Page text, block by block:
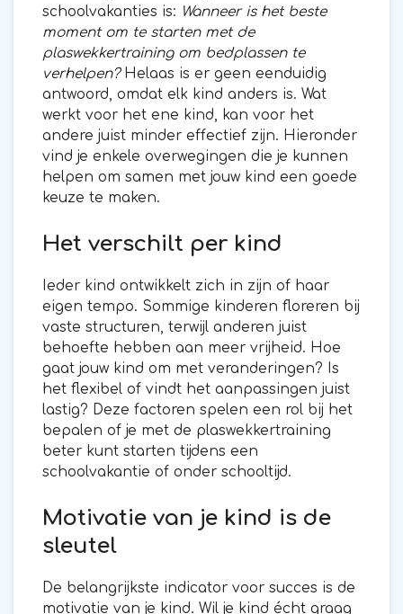
schoolvakanties is: Wanneer is het beste
moment om te starten met de
plaswekkertraining om bedplassen te
verhelpen?Helaas is er geen eenduidig
antwoord, omdat elk kind anders is. Wat
werkt voor het ene kind, kan voor het
andere juist minder effectief zijn. Hieronder
vind je enkele overwegingen die je kunnen
helpen om samen met jouw kind een goede
keuze te maken.
Het verschilt per kind
Ieder kind ontwikkelt zich in zijn of haar
eigen tempo. Sommige kinderen floreren bij
vaste structuren, terwijl anderen juist
behoefte hebben aan meer vrijheid. Hoe
gaat jouw kind om met veranderingen? Is
het flexibel of vindt het aanpassingen juist
lastig? Deze factoren spelen een rol bij het
bepalen of je met de plaswekkertraining
beter kunt starten tijdens een
schoolvakantie of onder schooltijd.
Motivatie van je kind is de
sleutel
De belangrijkste indicator voor succes is de
motivatie van je kind. Wil je kind écht graag